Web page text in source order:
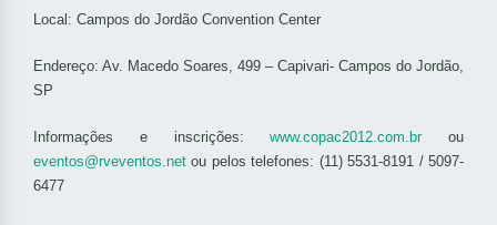
Local: Campos do Jordão Convention Center
Endereço: Av. Macedo Soares, 499 – Capivari- Campos do Jordão,
SP
Informações e inscrições:www.copac2012.com.br
ou
eventos@rveventos.net ou pelos telefones: (11) 5531-8191 / 5097-
6477